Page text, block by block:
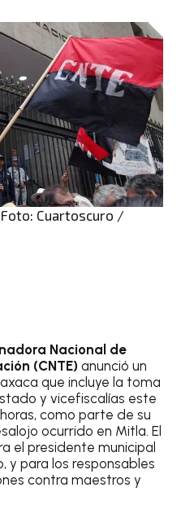
Cuartoscuro /
Nacional de
(CNTE) anunció un
que incluye la toma
y vicefiscalías este
como parte de su
ocurrido en Mitla. El
el presidente municipal
y para los responsables
contra maestros y